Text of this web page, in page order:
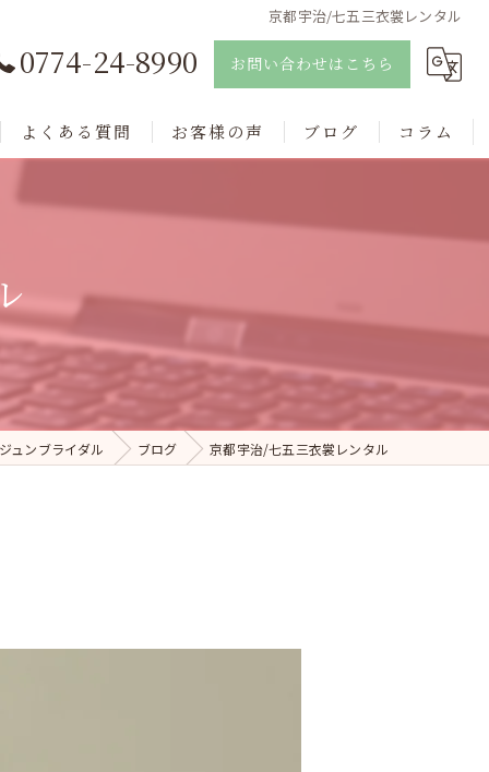
京都宇治/七五三衣裳レンタル
0774-24-8990 お問い合わせはこちら
よくある質問 お客様の声 ブログ コラム
ュンブライダル ブログ 京都宇治/七五三衣裳レンタル